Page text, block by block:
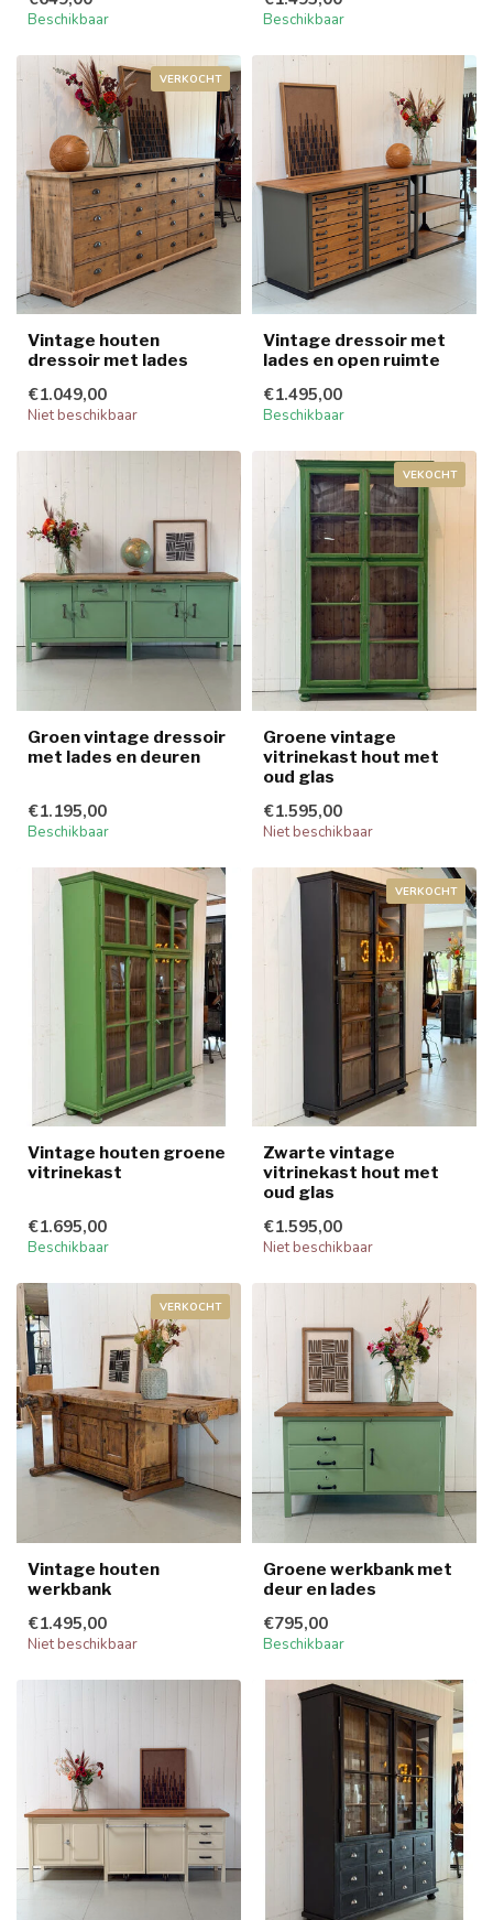
Beschikbaar Beschikbaar
VERKOCHT
Vintage houten
dressoir met lades
€1.049,00
Niet beschikbaar
Vintage dressoir met
lades en open ruimte
€1.495,00
Beschikbaar
Groen vintage dressoir
met lades en deuren
€1.195,00
Beschikbaar
VEKOCHT
Groene vintage
vitrinekast hout met
oud glas
€1.595,00
Niet beschikbaar
Vintage houten groene
vitrinekast
€1.695,00
Beschikbaar
VERKOCHT
Zwarte vintage
vitrinekast hout met
oud glas
€1.595,00
Niet beschikbaar
VERKOCHT
Vintage houten
werkbank
€1.495,00
Niet beschikbaar
Groene werkbank met
deur en lades
€795,00
Beschikbaar